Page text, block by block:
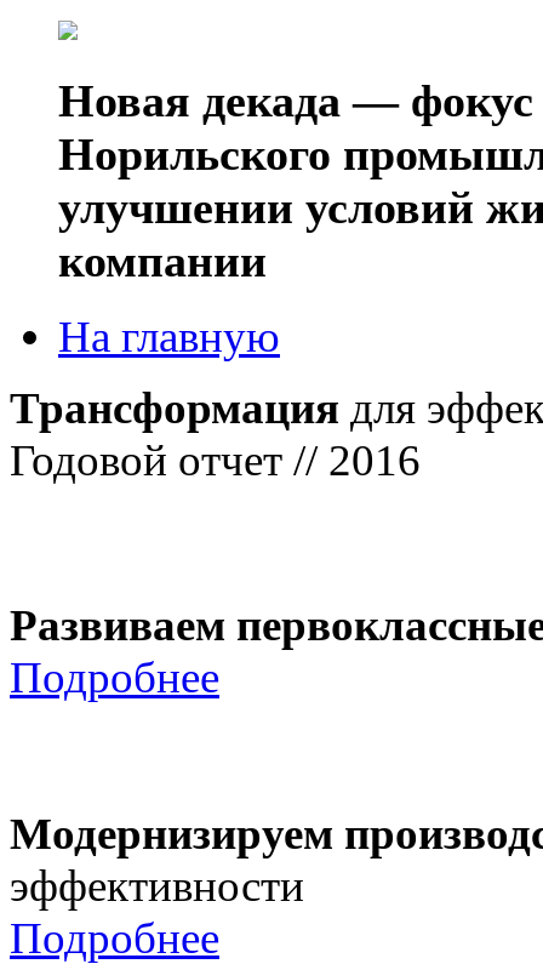
Новая декада — фокус
Норильского
улучшении условий
компании
На главную
Трансформация для
Годовой отчет // 2016
Развиваем
Подробнее
Модернизируем
эффективности
Подробнее